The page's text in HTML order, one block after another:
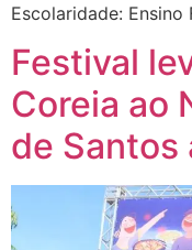
Escolaridade:
Festival
Coreia ao
de Santos